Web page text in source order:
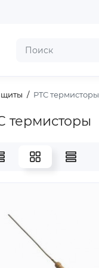
PTC термисторы
термисторы